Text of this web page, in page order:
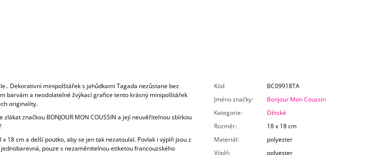
Dekorativní minipolštářek s jahůdkami Tagada nezůstane bez
barvám a neodolatelné žvýkací grafice tento krásný minipolštářek
originality.
zlákat značkou BONJOUR MON COUSSIN a její neuvěřitelnou sbírkou
18 cm a delší poutko, aby se jen tak nezatoulal. Povlak i výplň jsou z
pouze s nezaměnitelnou etiketou francouzského
Kód
BC09918TA
Jméno značky:
Bonjour Mon Coussin
Kategorie:
Dětské
Rozměr:
18 x 18 cm
Materiál:
polyester
Výplň:
polyester